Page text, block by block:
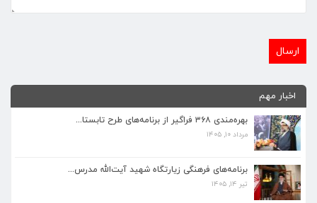
اخبار مهم
بهره‌مندی ۳۶۸ فراگیر از برنامه‌های طرح تابستا...
مرداد ۱۰, ۱۴۰۵
برنامه‌های فرهنگی زیارتگاه شهید آیت‌الله مدرس...
تیر ۱۴, ۱۴۰۵
برنامه‌های فرهنگی زیارتگاه شهید آیت‌الله مدرس...
پیام نوروزی رهبر انقلاب به مناسبت آغاز سال ۱۴...